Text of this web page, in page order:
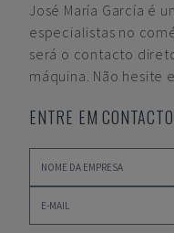
José María García é
especialistas no
será o contacto
máquina. Não hesite
ENTRE EM CONTACTO